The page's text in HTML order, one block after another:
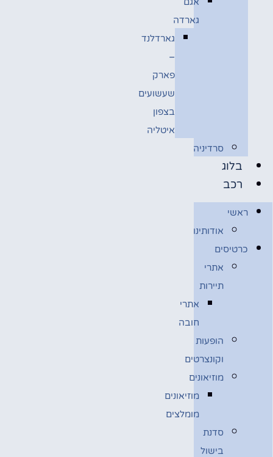
גארדה
גארדלנד
–
פארק
שעשועים
בצפון
איטליה
סרדיניה
בלוג
רכב
ראשי
אודותינו
כרטיסים
אתרי
תיירות
אתרי
חובה
הופעות
וקונצרטים
מוזיאונים
מוזיאונים
מומלצים
סדנת
בישול